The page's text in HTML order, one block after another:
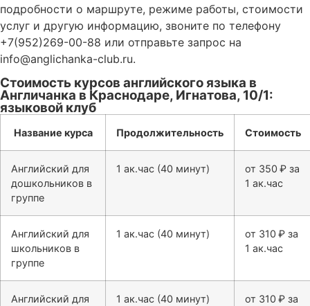
подробности о маршруте, режиме работы, стоимости
услуг и другую информацию, звоните по телефону
+7(952)269-00-88 или отправьте запрос на
info@anglichanka-club.ru.
Стоимость курсов английского языка в
Англичанка в Краснодаре, Игнатова, 10/1:
языковой клуб
Название курса Продолжительность Стоимость
Английский для
дошкольников в
группе
1 ак.час (40 минут)
от 350 ₽ за
1 ак.час
Английский для
школьников в
группе
1 ак.час (40 минут)
от 310 ₽ за
1 ак.час
Английский для
1 ак.час (40 минут)
от 310 ₽ за